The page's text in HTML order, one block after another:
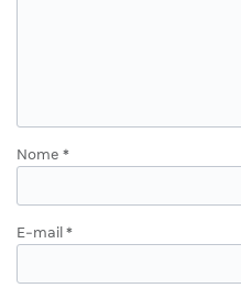
Nome *
E-mail *